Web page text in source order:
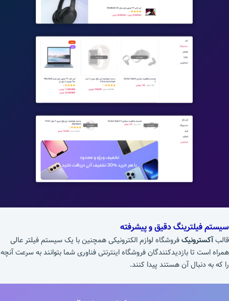
سیستم فیلترینگ دقیق و پیشرفته
قالبآکسترونیکفروشگاه لوازم الکترونیکی همچنین با یک سیستم فیلتر عالی
همراه است تا بازدیدکنندگان فروشگاه اینترنتی فناوری شما بتوانند به سرعت آنچه
را که به دنبال آن هستند پیدا کنند.